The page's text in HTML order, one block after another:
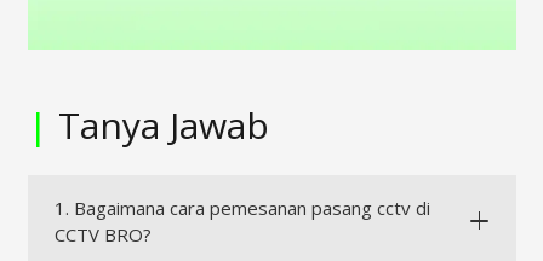
| Tanya Jawab
1. Bagaimana cara pemesanan pasang cctv di
CCTV BRO?